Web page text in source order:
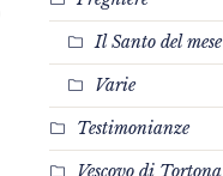
Il Santo del mese
Varie
Testimonianze
Vescovo di Tortona